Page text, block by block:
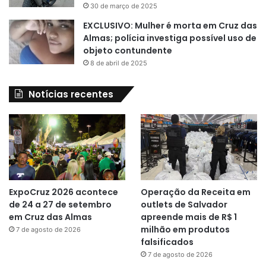
30 de março de 2025
EXCLUSIVO: Mulher é morta em Cruz das
Almas; polícia investiga possível uso de
objeto contundente
8 de abril de 2025
Notícias recentes
ExpoCruz 2026 acontece
de 24 a 27 de setembro
em Cruz das Almas
7 de agosto de 2026
Operação da Receita em
outlets de Salvador
apreende mais de R$ 1
milhão em produtos
falsificados
7 de agosto de 2026